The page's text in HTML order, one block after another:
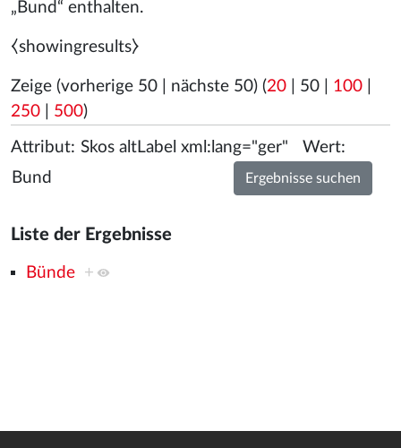
„Bund“ enthalten.
⧼showingresults⧽
Zeige (vorherige 50 nächste 50) (20 50 100
250
500)
Attribut: Wert:
Liste der Ergebnisse
Bünde +